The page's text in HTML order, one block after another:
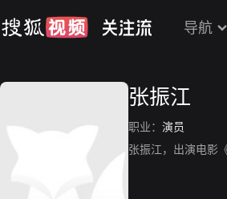
导航
张振江
职业： 演员
张振江，出演电影